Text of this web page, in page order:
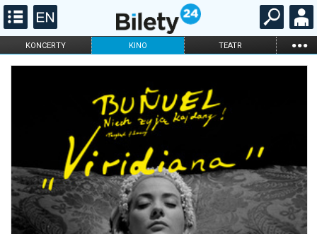
KONCERTY KINO TEATR ...
FILHARMONIA OPERA I BALET
ONLINE KARNETY